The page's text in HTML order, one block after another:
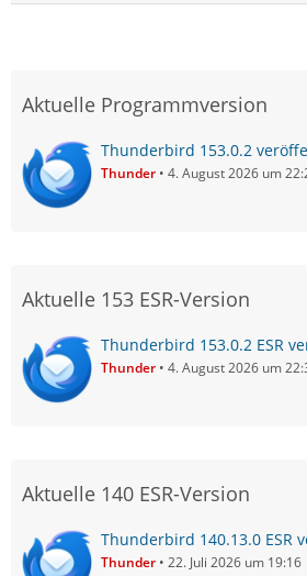
Aktuelle Programmversion
Thunderbird 153.0.2
Thunder 4. August 2026 um
Aktuelle 153 ESR-Version
Thunderbird 153.0.2 ESR
Thunder 4. August 2026 um
Aktuelle 140 ESR-Version
Thunderbird 140.13.0 ESR
Thunder 22. Juli 2026 um 19:16